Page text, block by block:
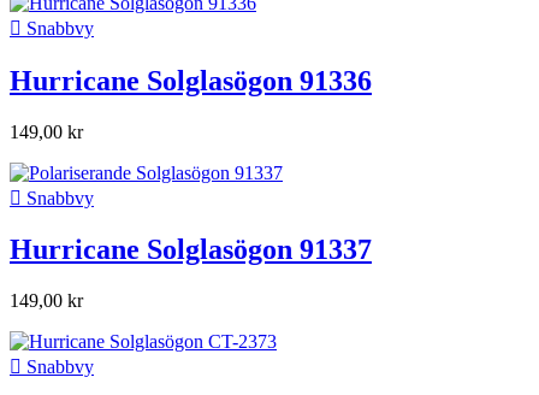
 Snabbvy
Hurricane Solglasögon 91336
149,00 kr
 Snabbvy
Hurricane Solglasögon 91337
149,00 kr
 Snabbvy